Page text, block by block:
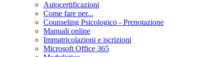
Autocertificazioni
Come fare per...
Counseling Psicologico - Prenotazione
Manuali online
Immatricolazioni e iscrizioni
Microsoft Office 365